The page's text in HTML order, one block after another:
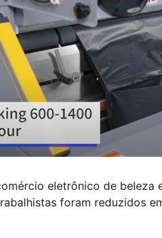
eletrônico de
foram reduzidos